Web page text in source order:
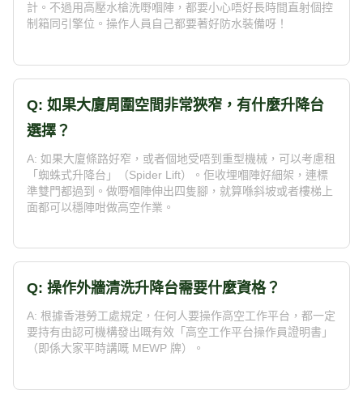
計。不過用高壓水槍洗嘢嗰陣，都要小心唔好長時間直射個控
制箱同引擎位。操作人員自己都要著好防水裝備呀！
Q: 如果大廈周圍空間非常狹窄，有什麼升降台
選擇？
A: 如果大廈條路好窄，或者個地受唔到重型機械，可以考慮租
「蜘蛛式升降台」（Spider Lift）。佢收埋嗰陣好細架，連標
準雙門都過到。做嘢嗰陣伸出四隻腳，就算喺斜坡或者樓梯上
面都可以穩陣咁做高空作業。
Q: 操作外牆清洗升降台需要什麼資格？
A: 根據香港勞工處規定，任何人要操作高空工作平台，都一定
要持有由認可機構發出嘅有效「高空工作平台操作員證明書」
（即係大家平時講嘅 MEWP 牌）。